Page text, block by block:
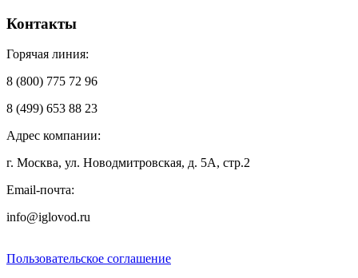
Контакты
Горячая линия:
8 (800) 775 72 96
8 (499) 653 88 23
Адрес компании:
г. Москва, ул. Новодмитровская, д. 5А, стр.2
Email-почта:
info@iglovod.ru
Пользовательское соглашение